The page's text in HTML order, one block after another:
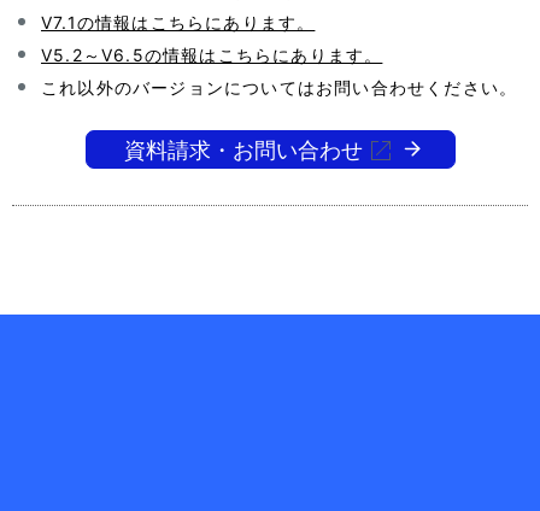
V7.1の情報はこちらにあります。
V5.2～V6.5の情報はこちらにあります。
これ以外のバージョンについてはお問い合わせください。
資料請求・お問い合わせ